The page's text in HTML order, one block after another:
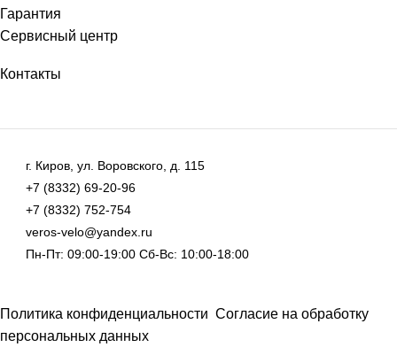
Гарантия
Сервисный центр
Контакты
г. Киров, ул. Воровского, д. 115
+7 (8332) 69-20-96
+7 (8332) 752-754
veros-velo@yandex.ru
Пн-Пт: 09:00-19:00 Сб-Вс: 10:00-18:00
Политика конфиденциальности Согласие на обработку
персональных данных